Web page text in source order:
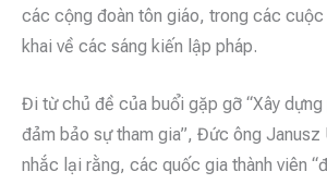
các cộng đoàn tôn giáo, trong các
khai về các sáng kiến lập pháp.
Đi từ chủ đề của buổi gặp gỡ “Xây dựng
đảm bảo sự tham gia”, Đức ông Janusz
nhắc lại rằng, các quốc gia thành viên